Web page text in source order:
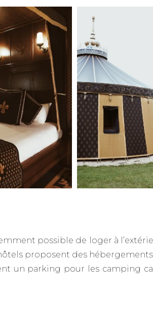
possible de loger à
proposent des hébergements
un parking pour les camping